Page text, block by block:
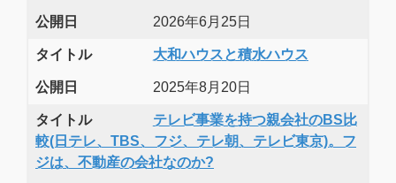
公開日 2026年6月25日
タイトル 大和ハウスと積水ハウス
公開日 2025年8月20日
タイトル
テレビ事業を持つ親会社のBS比
較(日テレ、TBS、フジ、テレ朝、テレビ東京)。フ
ジは、不動産の会社なのか?